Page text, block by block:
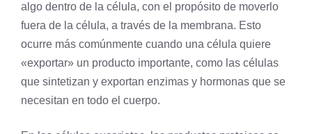
algo dentro de la célula, con el propósito de moverlo
fuera de la célula, a través de la membrana. Esto
ocurre más comúnmente cuando una célula quiere
«exportar» un producto importante, como las células
que sintetizan y exportan enzimas y hormonas que se
necesitan en todo el cuerpo.